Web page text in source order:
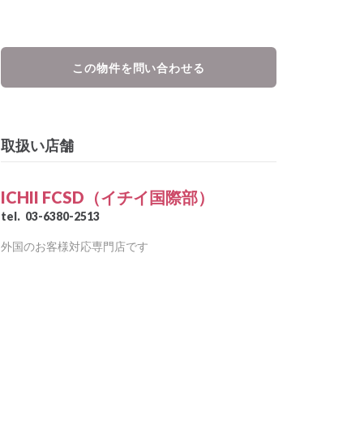
この物件を問い合わせる
取扱い店舗
ICHII FCSD（イチイ国際部）
tel. 03-6380-2513
外国のお客様対応専門店です